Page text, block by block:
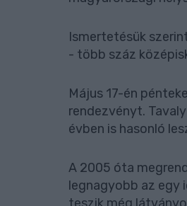
Ismertetésük
- több száz
Május 17-én
rendezvényt.
évben is hasonló
A 2005 óta
legnagyobb az egy